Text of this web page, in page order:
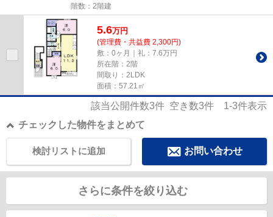
階数：2階建
5.6万円
(管理費・共益費 2,300円)
敷：0ヶ月｜礼：7.6万円
所在階：2階
間取り：2LDK
面積：57.21㎡
該当公開件数3件 空き数3件 1-3件表示
チェックした物件をまとめて
お問い合わせ
検討リストに追加
さらに条件を絞り込む